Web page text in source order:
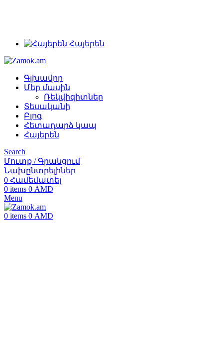
Հայերեն
Գլխավոր
Մեր մասին
Ռեկվիզիտներ
Տեսականի
Բլոգ
Հետադարձ կապ
Հայերեն
Search
Մուտք / Գրանցում
Նախընտրելիներ
0 Համեմատել
0 items 0 AMD
Menu
0 items 0 AMD